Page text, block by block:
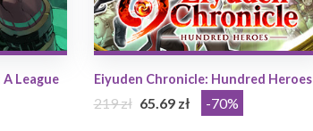
League
Eiyuden Chronicle: Hundred Heroes
219 zł 65.69 zł -70%